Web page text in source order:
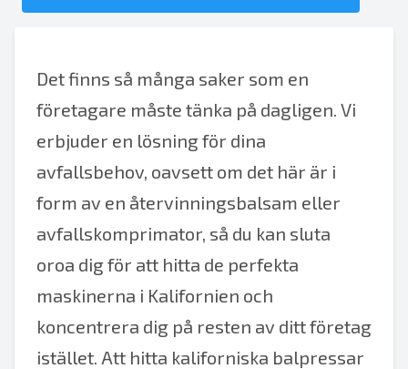
Det finns så många saker som en
företagare måste tänka på dagligen. Vi
erbjuder en lösning för dina
avfallsbehov, oavsett om det här är i
form av en återvinningsbalsam eller
avfallskomprimator, så du kan sluta
oroa dig för att hitta de perfekta
maskinerna i Kalifornien och
koncentrera dig på resten av ditt företag
istället. Att hitta kaliforniska balpressar